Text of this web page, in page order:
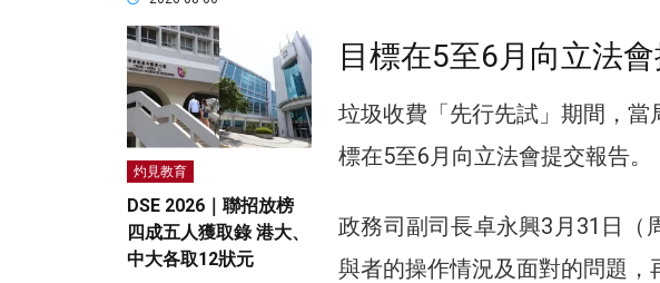
目標在5至6月向立法
垃圾收費「先行先試」期間，
標在5至6月向立法會提交報告。
政務司副司長卓永興3月31日（
與者的操作情況及面對的問題，
灼見教育
DSE 2026｜聯招放榜
四成五人獲取錄 港大、
中大各取12狀元